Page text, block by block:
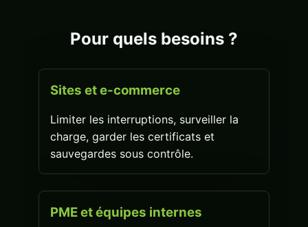
Pour quels besoins ?
Sites et e-commerce
Limiter les interruptions, surveiller la
charge, garder les certificats et
sauvegardes sous contrôle.
PME et équipes internes